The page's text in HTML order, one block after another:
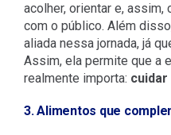
acolher, orientar e, assim,
com o público. Além
aliada nessa jornada, já
Assim, ela permite que a
realmente importa:
3. Alimentos que